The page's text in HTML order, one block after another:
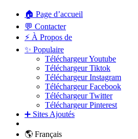
🏠 Page d’accueil
💬 Contacter
⚡ À Propos de
✨ Populaire
Téléchargeur Youtube
Téléchargeur Tiktok
Téléchargeur Instagram
Téléchargeur Facebook
Téléchargeur Twitter
Téléchargeur Pinterest
➕ Sites Ajoutés
🌎 Français